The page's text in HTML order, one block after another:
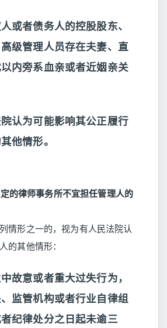
或者债务人的控股股东、
级管理人员存在夫妻、直
内旁系血亲或者近姻亲关
院认为可能影响其公正履行
他情形。
定的律师事务所不宜担任管理人的
情形之一的，视为有人民法院认
的其他情形：
故意或者重大过失行为，
监管机构或者行业自律组
纪律处分之日起未逾三